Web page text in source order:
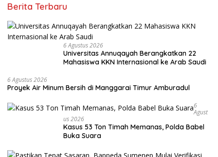
Berita Terbaru
6 Agustus 2026
Universitas Annuqayah Berangkatkan 22
Mahasiswa KKN Internasional ke Arab Saudi
6 Agustus 2026
Proyek Air Minum Bersih di Manggarai Timur Amburadul
6
Agust
Us 2026
Kasus 53 Ton Timah Memanas, Polda Babel
Buka Suara